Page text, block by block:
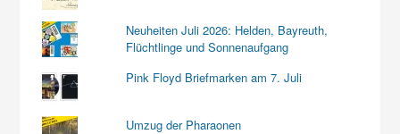
Neuheiten Juli 2026: Helden, Bayreuth,
Flüchtlinge und Sonnenaufgang
Pink Floyd Briefmarken am 7. Juli
Umzug der Pharaonen